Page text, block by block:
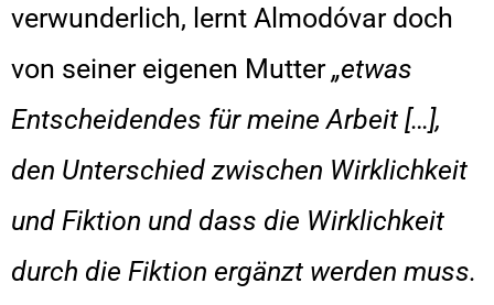
verwunderlich, lernt Almodóvar doch
von seiner eigenen Mutter„etwas
Entscheidendes für meine Arbeit […],
den Unterschied zwischen Wirklichkeit
und Fiktion und dass die Wirklichkeit
durch die Fiktion ergänzt werden muss.